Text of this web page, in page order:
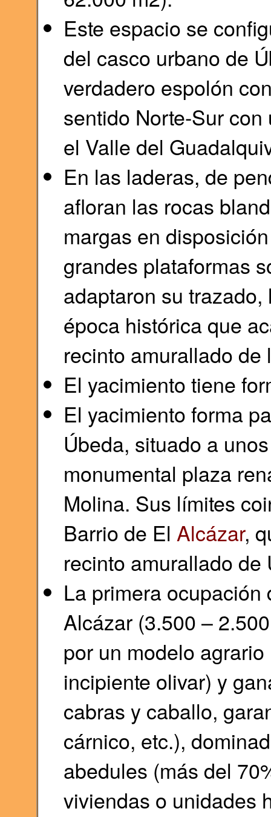
Este espacio se
del casco urbano de
verdadero espolón
sentido Norte-Sur
el Valle del
En las laderas, de
afloran las rocas
margas en
grandes plataformas
adaptaron su
época histórica que
recinto amurallado
El yacimiento tiene
El yacimiento forma
Úbeda, situado a
monumental plaza
Molina. Sus límites
Barrio de El Alcázar,
recinto amurallado de
La primera
Alcázar (3.500 –
por un modelo
incipiente olivar) y
cabras y caballo,
cárnico, etc.),
abedules (más del
viviendas o unidades